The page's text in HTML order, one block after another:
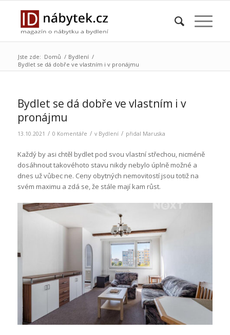
Jste zde: Domů / Bydlení /
Bydlet se dá dobře ve vlastním i v pronájmu
Bydlet se dá dobře ve vlastním i v
pronájmu
13.10.2021 / 0 Komentáře / v Bydlení / přidal Maruska
Každý by asi chtěl bydlet pod svou vlastní střechou, nicméně
dosáhnout takovéhoto stavu nikdy nebylo úplně možné a
dnes už vůbec ne. Ceny obytných nemovitostí jsou totiž na
svém maximu a zdá se, že stále mají kam růst.